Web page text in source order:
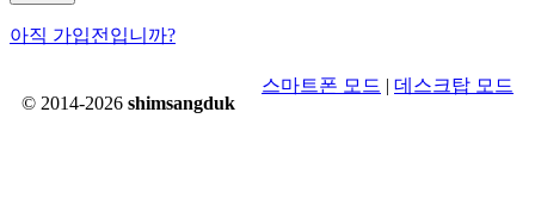
아직 가입전입니까?
© 2014-2026 shimsangduk
스마트폰 모드 | 데스크탑 모드